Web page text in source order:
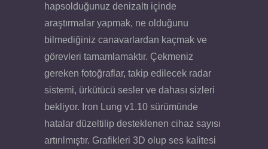
hapsolduğunuz denizaltı içinde
araştırmalar yapmak, ne olduğunu
bilmediğiniz canavarlardan kaçmak ve
görevleri tamamlamaktır. Çekmeniz
gereken fotoğraflar, takip edilecek radar
sistemi, ürkütücü sesler ve dahası sizleri
bekliyor. Iron Lung v1.10 sürümünde
hatalar düzeltilip desteklenen cihaz sayısı
artırılmıştır. Grafikleri 3D olup ses kalitesi